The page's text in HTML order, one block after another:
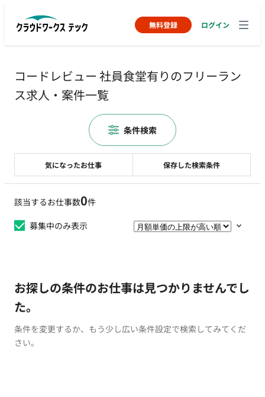
無料登録 ログイン
コードレビュー 社員食堂有りのフリーラン
ス求人・案件一覧
該当するお仕事数0件
募集中のみ表示
お探しの条件のお仕事は見つかりませんでし
た。
条件を変更するか、もう少し広い条件設定で検索してみてくだ
さい。
気になったお仕事 保存した検索条件
条件検索